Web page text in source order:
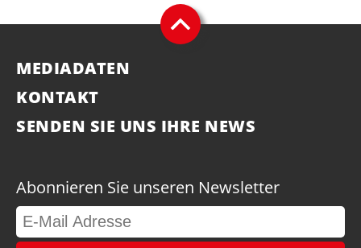
MEDIADATEN
KONTAKT
SENDEN SIE UNS IHRE NEWS
Abonnieren Sie unseren Newsletter